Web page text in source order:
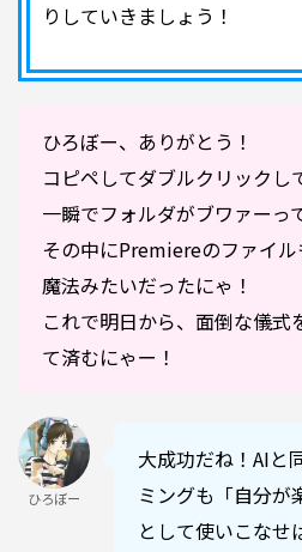
りしていきましょう！
ひろぼー、ありがとう！
コピペしてダブルクリックし
一瞬でフォルダがブワァーっ
その中にPremiereのファイル
魔法みたいだったにゃ！
これで明日から、面倒な儀式
て済むにゃー！
ひろぼー
大成功だね！AIと
ミングも「自分が
として使いこなせ